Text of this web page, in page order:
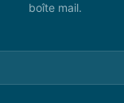
boîte mail.